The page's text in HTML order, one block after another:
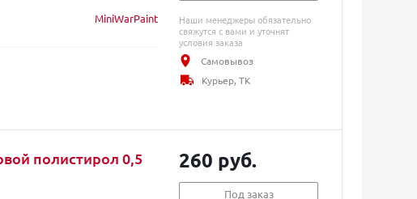
MiniWarPaint
Наши менеджеры обязательно
свяжутся с вами и уточнят
условия заказа
Самовывоз
Курьер, ТК
полистирол 0,5
260 руб.
Под заказ